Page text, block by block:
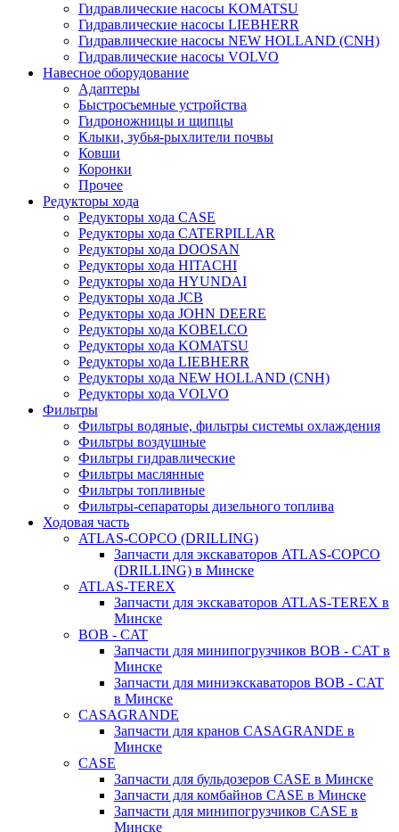
Гидравлические насосы KOMATSU
Гидравлические насосы LIEBHERR
Гидравлические насосы NEW HOLLAND (CNH)
Гидравлические насосы VOLVO
Навесное оборудование
Адаптеры
Быстросъемные устройства
Гидроножницы и щипцы
Клыки, зубья-рыхлители почвы
Ковши
Коронки
Прочее
Редукторы хода
Редукторы хода CASE
Редукторы хода CATERPILLAR
Редукторы хода DOOSAN
Редукторы хода HITACHI
Редукторы хода HYUNDAI
Редукторы хода JCB
Редукторы хода JOHN DEERE
Редукторы хода KOBELCO
Редукторы хода KOMATSU
Редукторы хода LIEBHERR
Редукторы хода NEW HOLLAND (CNH)
Редукторы хода VOLVO
Фильтры
Фильтры водяные, фильтры системы охлаждения
Фильтры воздушные
Фильтры гидравлические
Фильтры маслянные
Фильтры топливные
Фильтры-сепараторы дизельного топлива
Ходовая часть
ATLAS-COPCO (DRILLING)
Запчасти для экскаваторов ATLAS-COPCO
(DRILLING) в Минске
ATLAS-TEREX
Запчасти для экскаваторов ATLAS-TEREX в
Минске
BOB - CAT
Запчасти для минипогрузчиков BOB - CAT в
Минске
Запчасти для миниэкскаваторов BOB - CAT
в Минске
CASAGRANDE
Запчасти для кранов CASAGRANDE в
Минске
CASE
Запчасти для бульдозеров CASE в Минске
Запчасти для комбайнов CASE в Минске
Запчасти для минипогрузчиков CASE в
Минске